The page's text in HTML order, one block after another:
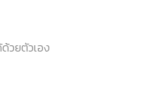
วยตัวเอง